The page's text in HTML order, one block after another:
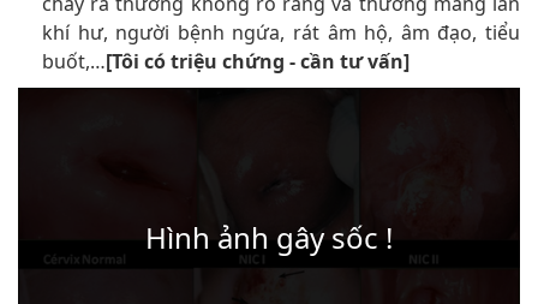
khí hư, người bệnh ngứa, rát âm hộ, âm đạo, tiểu
buốt,…[Tôi có triệu chứng - cần tư vấn]